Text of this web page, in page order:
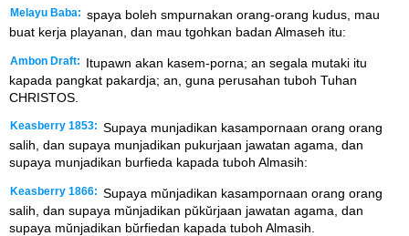
Melayu Baba: spaya boleh smpurnakan orang-orang kudus, mau
buat kerja playanan, dan mau tgohkan badan Almaseh itu:
Ambon Draft:
Itupawn akan kasem-porna; an segala mutaki itu
kapada pangkat pakardja; an, guna perusahan tuboh Tuhan
CHRISTOS.
Keasberry 1853: Supaya munjadikan kasampornaan orang orang
salih, dan supaya munjadikan pukurjaan jawatan agama, dan
supaya munjadikan burfieda kapada tuboh Almasih:
Keasberry 1866: Supaya mŭnjadikan kasampornaan orang orang
salih, dan supaya mŭnjadikan pŭkŭrjaan jawatan agama, dan
supaya mŭnjadikan bŭrfiedan kapada tuboh Almasih.